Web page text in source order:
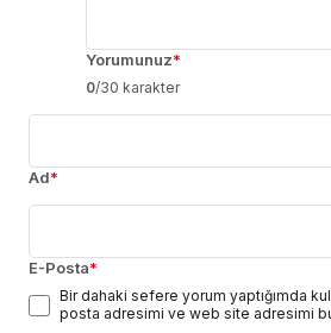
Yorumunuz*
0/30 karakter
Ad*
E-Posta*
Bir dahaki sefere yorum yaptığımda
posta adresimi ve web site adresimi